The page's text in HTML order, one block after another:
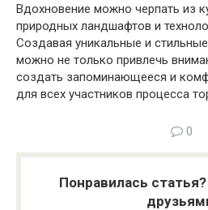
Вдохновение можно черпать из
природных ландшафтов и
Создавая уникальные и
можно не только привлечь
создать запоминающееся и
для всех участников процесса
0
Понравилась